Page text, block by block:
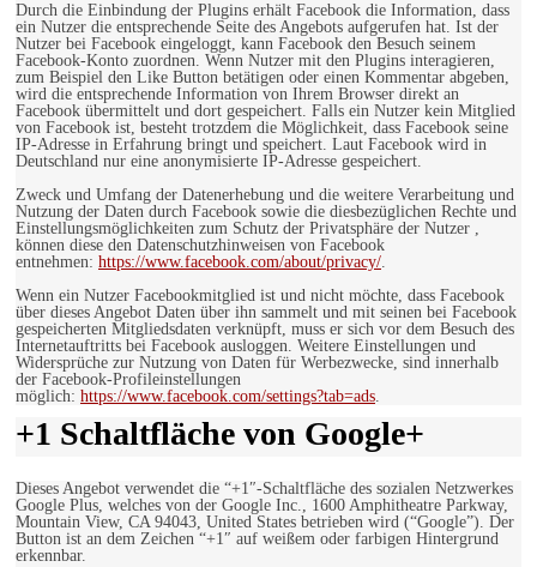
Durch die Einbindung der Plugins erhält Facebook die Information, dass
ein Nutzer die entsprechende Seite des Angebots aufgerufen hat. Ist der
Nutzer bei Facebook eingeloggt, kann Facebook den Besuch seinem
Facebook-Konto zuordnen. Wenn Nutzer mit den Plugins interagieren,
zum Beispiel den Like Button betätigen oder einen Kommentar abgeben,
wird die entsprechende Information von Ihrem Browser direkt an
Facebook übermittelt und dort gespeichert. Falls ein Nutzer kein Mitglied
von Facebook ist, besteht trotzdem die Möglichkeit, dass Facebook seine
IP-Adresse in Erfahrung bringt und speichert. Laut Facebook wird in
Deutschland nur eine anonymisierte IP-Adresse gespeichert.
Zweck und Umfang der Datenerhebung und die weitere Verarbeitung und
Nutzung der Daten durch Facebook sowie die diesbezüglichen Rechte und
Einstellungsmöglichkeiten zum Schutz der Privatsphäre der Nutzer ,
können diese den Datenschutzhinweisen von Facebook
entnehmen: https://www.facebook.com/about/privacy/.
Wenn ein Nutzer Facebookmitglied ist und nicht möchte, dass Facebook
über dieses Angebot Daten über ihn sammelt und mit seinen bei Facebook
gespeicherten Mitgliedsdaten verknüpft, muss er sich vor dem Besuch des
Internetauftritts bei Facebook ausloggen. Weitere Einstellungen und
Widersprüche zur Nutzung von Daten für Werbezwecke, sind innerhalb
der Facebook-Profileinstellungen
möglich: https://www.facebook.com/settings?tab=ads.
+1 Schaltfläche von Google+
Dieses Angebot verwendet die “+1″-Schaltfläche des sozialen Netzwerkes
Google Plus, welches von der Google Inc., 1600 Amphitheatre Parkway,
Mountain View, CA 94043, United States betrieben wird (“Google”). Der
Button ist an dem Zeichen “+1″ auf weißem oder farbigen Hintergrund
erkennbar.